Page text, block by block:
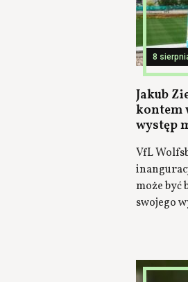
8
Jakub
kontem
występ
VfL
może być
swojego